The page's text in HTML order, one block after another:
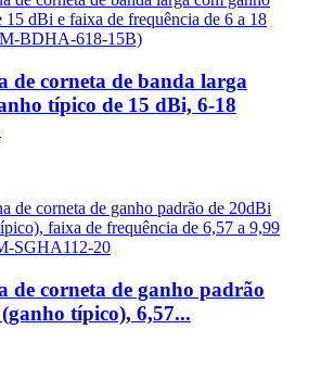
de corneta de banda larga
típico de 15 dBi, 6-18
de corneta de ganho padrão
típico), 6,57...